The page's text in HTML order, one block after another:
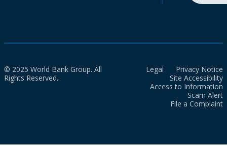
© 2025 World Bank Group. All
Rights Reserved.
Legal
Privacy Notice
Site Accessibility
Access to Information
Scam Alert
File a Complaint